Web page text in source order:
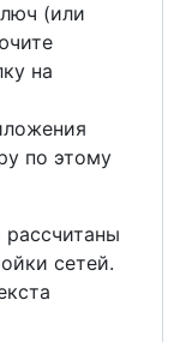
(или
на
по этому
рассчитаны
сетей.